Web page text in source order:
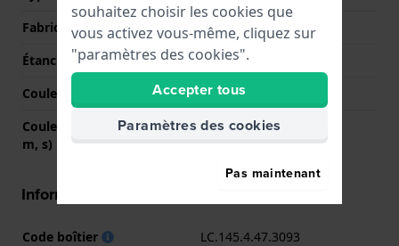
Fabriqué en Suisse
Non
Étanchéité
5 Bar (douche)
Couleur du cadran
Blanc
Couleurs des aiguilles (h,
m, s)
Noir, Noir, Rouge
Informations boîtier
Code boîtier
LC.145.4.47.3093
souhaitez choisir les cookies que
vous activez vous-même, cliquez sur
"paramètres des cookies".
Accepter tous
Paramètres des cookies
Pas maintenant